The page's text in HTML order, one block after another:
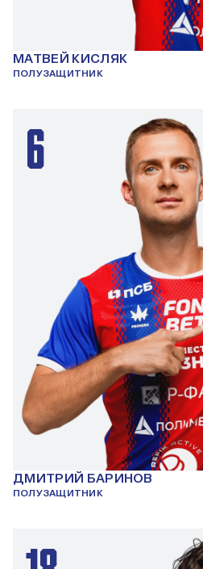
МАТВЕЙ КИСЛЯК
ПОЛУЗАЩИТНИК
6
ДМИТРИЙ БАРИНОВ
ПОЛУЗАЩИТНИК